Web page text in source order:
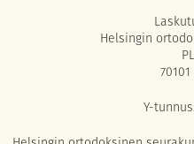
Helsingin
Y-